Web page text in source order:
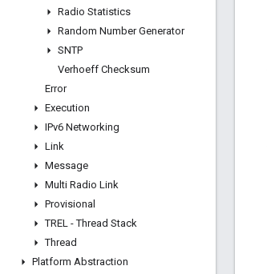
Radio Statistics
Random Number Generator
SNTP
Verhoeff Checksum
Error
Execution
IPv6 Networking
Link
Message
Multi Radio Link
Provisional
TREL - Thread Stack
Thread
Platform Abstraction